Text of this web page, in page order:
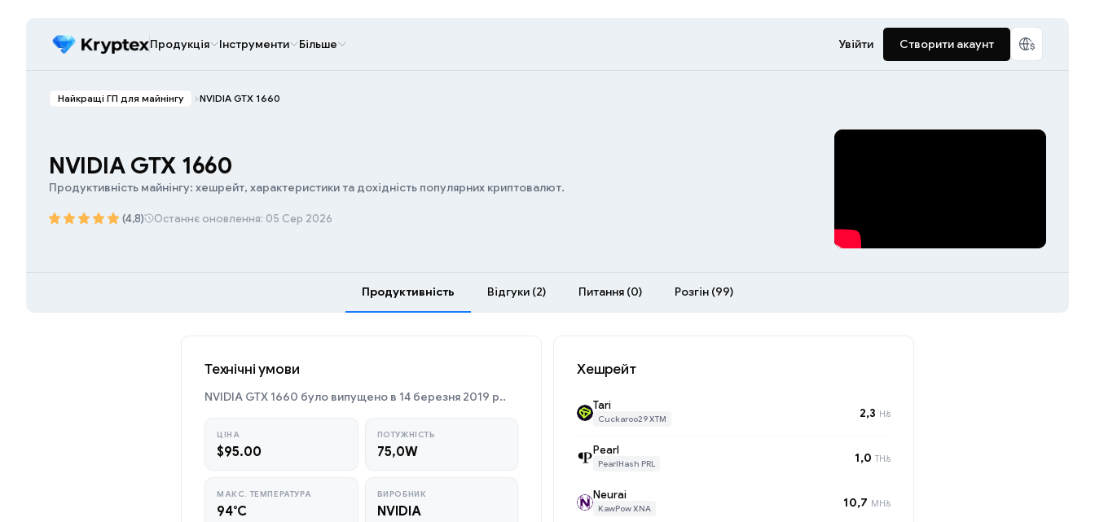
Продукція Інструменти Більше Увійти Створити акаунт
Найкращі ГП для майнінгу NVIDIA GTX 1660
NVIDIA GTX 1660
Продуктивність майнінгу: хешрейт, характеристики та дохідність популярних криптовалют.
(4,8) Останнє оновлення: 05 Сер 2026
Продуктивність Відгуки (2) Питання (0) Розгін (99)
Технічні умови
NVIDIA GTX 1660 було випущено в 14 березня 2019 р..
ЦІНА
$95.00
ПОТУЖНІСТЬ
75,0W
МАКС. ТЕМПЕРАТУРА
94°C
ВИРОБНИК
NVIDIA
Хешрейт
Tari
Cuckaroo29 XTM 2,3 H/s
Pearl
PearlHash PRL 1,0 TH/s
Neurai
KawPow XNA 10,7 MH/s